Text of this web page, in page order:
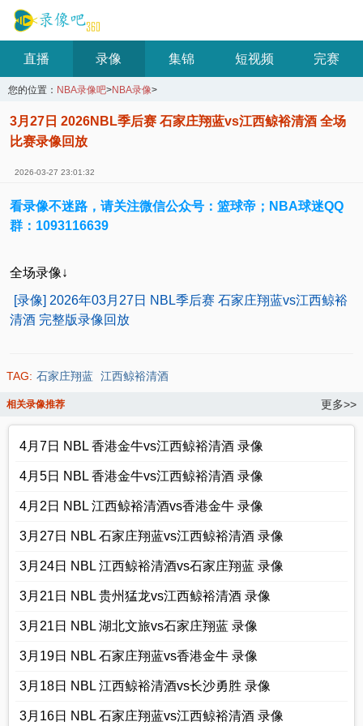
直播 录像 集锦 短视频 完赛
您的位置： NBA录像吧>NBA录像>
3月27日 2026NBL季后赛 石家庄翔蓝vs江西鲸裕清酒 全场
比赛录像回放
2026-03-27 23:01:32
看录像不迷路，请关注微信公众号：篮球帝；NBA球迷QQ
群：1093116639
全场录像↓
[录像] 2026年03月27日 NBL季后赛 石家庄翔蓝vs江西鲸裕
清酒 完整版录像回放
TAG: 石家庄翔蓝 江西鲸裕清酒
相关录像推荐 更多>>
4月7日 NBL 香港金牛vs江西鲸裕清酒 录像
4月5日 NBL 香港金牛vs江西鲸裕清酒 录像
4月2日 NBL 江西鲸裕清酒vs香港金牛 录像
3月27日 NBL 石家庄翔蓝vs江西鲸裕清酒 录像
3月24日 NBL 江西鲸裕清酒vs石家庄翔蓝 录像
3月21日 NBL 贵州猛龙vs江西鲸裕清酒 录像
3月21日 NBL 湖北文旅vs石家庄翔蓝 录像
3月19日 NBL 石家庄翔蓝vs香港金牛 录像
3月18日 NBL 江西鲸裕清酒vs长沙勇胜 录像
3月16日 NBL 石家庄翔蓝vs江西鲸裕清酒 录像